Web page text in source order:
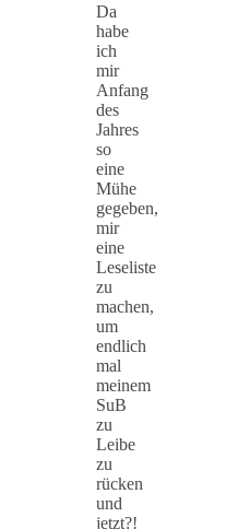
Da
habe
ich
mir
Anfang
des
Jahres
so
eine
Mühe
gegeben,
mir
eine
Leseliste
zu
machen,
um
endlich
mal
meinem
SuB
zu
Leibe
zu
rücken
und
jetzt?!